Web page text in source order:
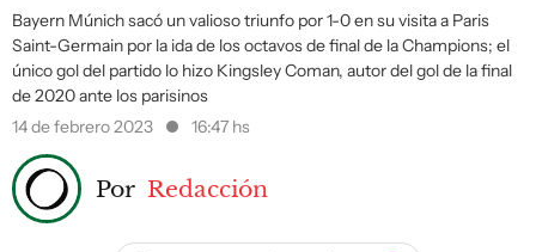
Bayern Múnich sacó un valioso triunfo por 1-0 en su visita a Paris
Saint-Germain por la ida de los octavos de final de la Champions; el
único gol del partido lo hizo Kingsley Coman, autor del gol de la final
de 2020 ante los parisinos
14 de febrero 2023
16:47 hs
Por Redacción